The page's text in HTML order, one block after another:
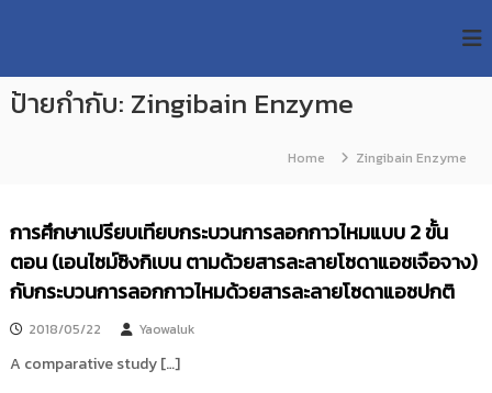
p
U
T
e
a
r
c
R
วิ
ท
ท
โ
น
ล
ร
ป้ายกำกับ: Zingibain Enzyme
Home Zingibain Enzyme
การศึกษาเปรียบเทียบกระบวนการลอกกาวไหมแบบ 2 ขั้น
ตอน (เอนไซม์ซิงกิเบน ตามด้วยสารละลายโซดาแอชเจือจาง)
กับกระบวนการลอกกาวไหมด้วยสารละลายโซดาแอชปกติ
2018/05/22 Yaowaluk
A comparative study […]